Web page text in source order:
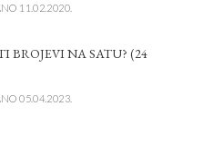
11.02.2020.
BROJEVI NA SATU? (24
05.04.2023.